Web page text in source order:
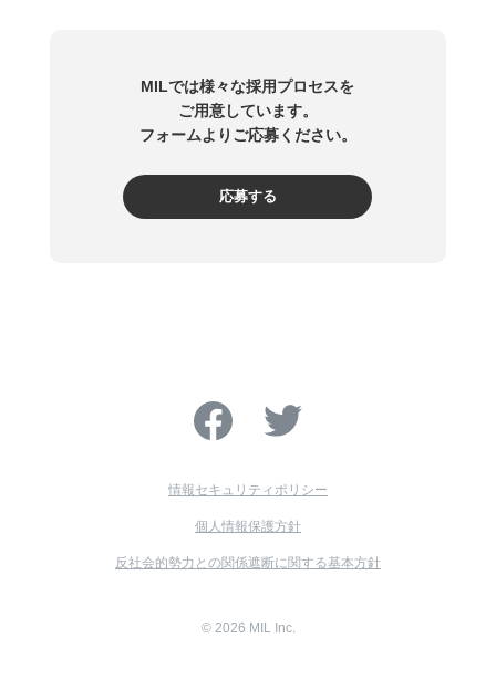
MILでは様々な採用プロセスを
ご用意しています。
フォームよりご応募ください。
応募する
情報セキュリティポリシー
個人情報保護方針
反社会的勢力との関係遮断に関する基本方針
© 2026 MIL Inc.